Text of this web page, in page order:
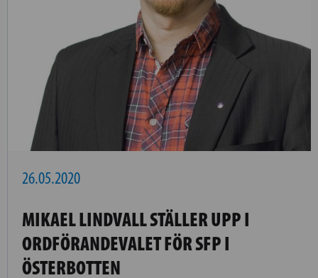
26.05.2020
MIKAEL LINDVALL STÄLLER UPP I
ORDFÖRANDEVALET FÖR SFP I
ÖSTERBOTTEN